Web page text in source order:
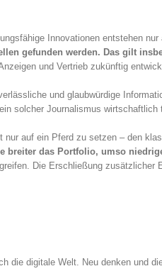
Innovationen entstehen nur
gefunden werden. Das gilt
und Vertrieb zukünftig
und glaubwürdige
solcher Journalismus wirtschaftlich
auf ein Pferd zu setzen – den
breiter das Portfolio, umso
Die Erschließung zusätzlicher
die digitale Welt. Neu denken und